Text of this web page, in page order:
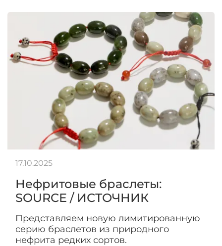
Нефритовые браслеты:
SOURCE / ИСТОЧНИК
Представляем новую лимитированную
серию браслетов из природного
нефрита редких сортов.
17.10.2025